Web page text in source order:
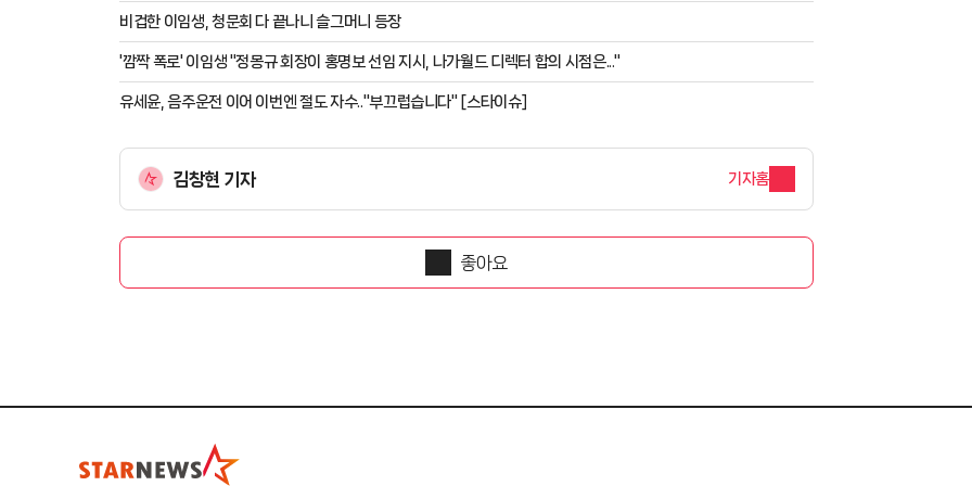
비겁한 이임생, 청문회 다 끝나니 슬그머니 등장
'깜짝 폭로' 이임생 "정몽규 회장이 홍명보 선임 지시, 나가월드 디렉터 합의 시점은..."
유세윤, 음주운전 이어 이번엔 절도 자수.."부끄럽습니다" [스타이슈]
김창현 기자 기자홈
좋아요